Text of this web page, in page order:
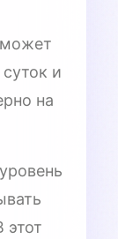
и
на
этот